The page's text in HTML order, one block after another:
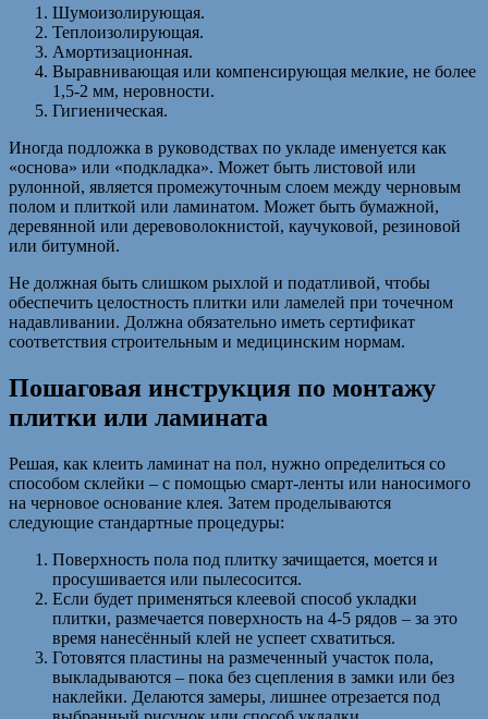
Шумоизолирующая.
Теплоизолирующая.
Амортизационная.
Выравнивающая или компенсирующая мелкие, не более
1,5-2 мм, неровности.
Гигиеническая.
Иногда подложка в руководствах по укладе именуется как
«основа» или «подкладка». Может быть листовой или
рулонной, является промежуточным слоем между черновым
полом и плиткой или ламинатом. Может быть бумажной,
деревянной или деревоволокнистой, каучуковой, резиновой
или битумной.
Не должная быть слишком рыхлой и податливой, чтобы
обеспечить целостность плитки или ламелей при точечном
надавливании. Должна обязательно иметь сертификат
соответствия строительным и медицинским нормам.
Пошаговая инструкция по монтажу
плитки или ламината
Решая, как клеить ламинат на пол, нужно определиться со
способом склейки – с помощью смарт-ленты или наносимого
на черновое основание клея. Затем проделываются
следующие стандартные процедуры:
Поверхность пола под плитку зачищается, моется и
просушивается или пылесосится.
Если будет применяться клеевой способ укладки
плитки, размечается поверхность на 4-5 рядов – за это
время нанесённый клей не успеет схватиться.
Готовятся пластины на размеченный участок пола,
выкладываются – пока без сцепления в замки или без
наклейки. Делаются замеры, лишнее отрезается под